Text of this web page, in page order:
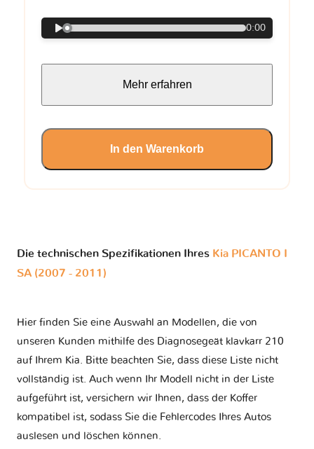
0:00
Mehr erfahren
In den Warenkorb
Die technischen Spezifikationen Ihres Kia PICANTO I
SA (2007 - 2011)
Hier finden Sie eine Auswahl an Modellen, die von
unseren Kunden mithilfe des Diagnosegeät klavkarr 210
auf Ihrem Kia. Bitte beachten Sie, dass diese Liste nicht
vollständig ist. Auch wenn Ihr Modell nicht in der Liste
aufgeführt ist, versichern wir Ihnen, dass der Koffer
kompatibel ist, sodass Sie die Fehlercodes Ihres Autos
auslesen und löschen können.